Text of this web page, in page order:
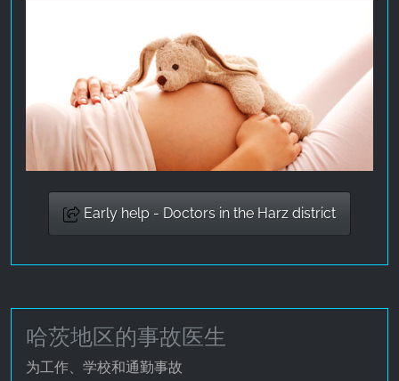
Early help - Doctors in the Harz district
哈茨地区的事故医生
为工作、学校和通勤事故